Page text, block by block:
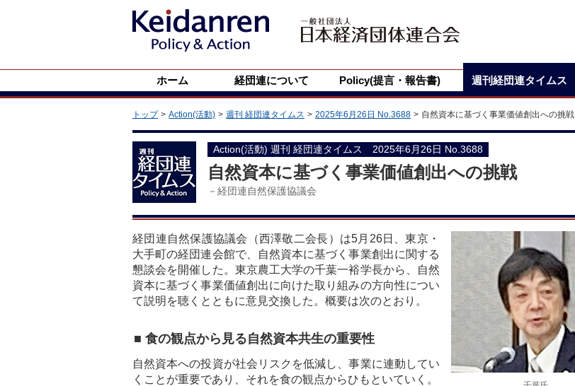
ホーム 経団連について Policy(提言・報告書) 週刊経団連タイムス
トップ Action(活動) 週刊 経団連タイムス 2025年6月26日 No.3688 自然資本に基づく事業価値創出への挑戦
Action(活動) 週刊 経団連タイムス 2025年6月26日 No.3688
自然資本に基づく事業価値創出への挑戦
－経団連自然保護協議会
経団連自然保護協議会（西澤敬二会長）は5月26日、東京・
大手町の経団連会館で、自然資本に基づく事業創出に関する
懇談会を開催した。東京農工大学の千葉一裕学長から、自然
資本に基づく事業価値創出に向けた取り組みの方向性につい
て説明を聴くとともに意見交換した。概要は次のとおり。
■ 食の観点から見る自然資本共生の重要性
自然資本への投資が社会リスクを低減し、事業に連動してい
くことが重要であり、それを食の観点からひもといていく。